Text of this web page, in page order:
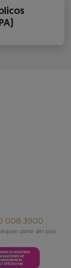
008 3900
parte del país